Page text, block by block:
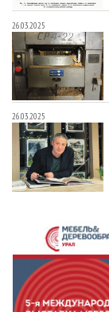
26.03.2025
26.03.2025